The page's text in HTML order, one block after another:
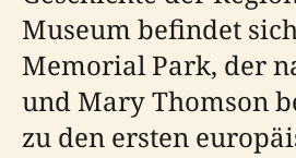
Museum befindet
Memorial Park, der
und Mary Thomson
zu den ersten